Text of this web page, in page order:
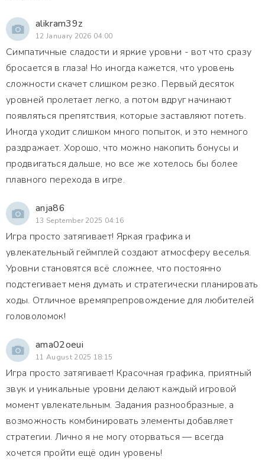
alikram39z
12 January 2026 04:00
Симпатичные сладости и яркие уровни - вот что сразу
бросается в глаза! Но иногда кажется, что уровень
сложности скачет слишком резко. Первый десяток
уровней пролетает легко, а потом вдруг начинают
появляться препятствия, которые заставляют потеть.
Иногда уходит слишком много попыток, и это немного
раздражает. Хорошо, что можно накопить бонусы и
продвигаться дальше, но все же хотелось бы более
плавного перехода в игре.
anja86
13 September 2025 04:16
Игра просто затягивает! Яркая графика и
увлекательный геймплей создают атмосферу веселья.
Уровни становятся всё сложнее, что постоянно
подстегивает меня думать и стратегически планировать
ходы. Отличное времяпрепровождение для любителей
головоломок!
ama02oeui
11 August 2025 18:15
Игра просто затягивает! Красочная графика, приятный
звук и уникальные уровни делают каждый игровой
момент увлекательным. Задания разнообразные, а
возможность комбинировать элементы добавляет
стратегии. Лично я не могу оторваться — всегда
хочется пройти ещё один уровень!